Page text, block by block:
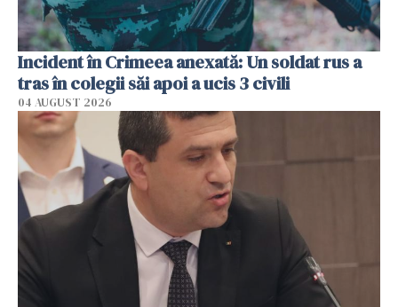
Incident în Crimeea anexată: Un soldat rus a
tras în colegii săi apoi a ucis 3 civili
04 AUGUST 2026